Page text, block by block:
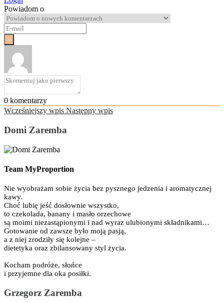
Powiadom o
0 komentarzy
Wcześniejszy wpis Następny wpis
Domi Zaremba
Team MyProportion
Nie wyobrażam sobie życia bez pysznego jedzenia i aromatycznej
kawy.
Choć lubię jeść dosłownie wszystko,
to czekolada, banany i masło orzechowe
są moimi niezastąpionymi i nad wyraz ulubionymi składnikami…
Gotowanie od zawsze było moją pasją,
a z niej zrodziły się kolejne –
dietetyka oraz zbilansowany styl życia.
Kocham podróże, słońce
i przyjemne dla oka posiłki.
Grzegorz Zaremba